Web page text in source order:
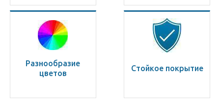
Разнообразие
цветов
Стойкое покрытие